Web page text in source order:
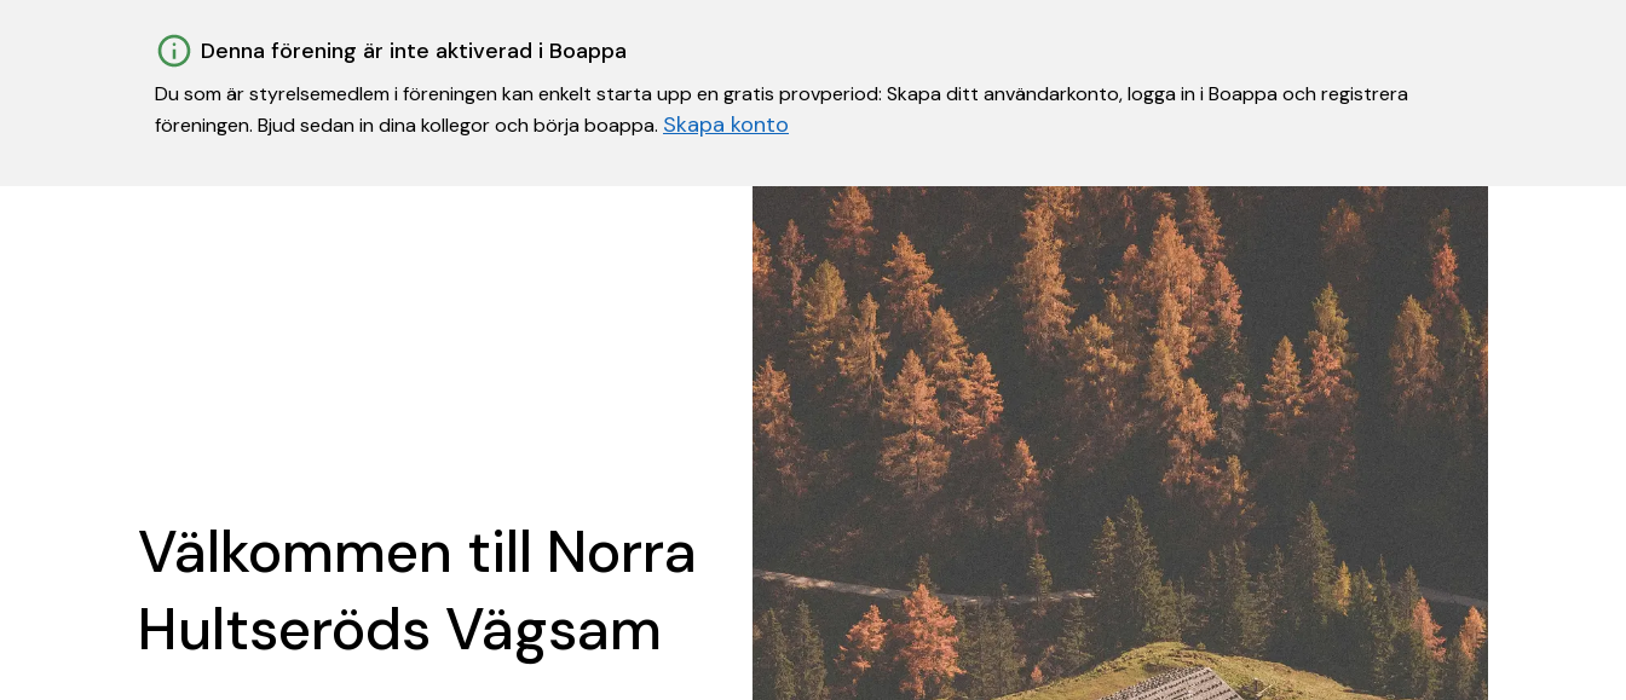
Denna förening är inte aktiverad i Boappa
Du som är styrelsemedlem i föreningen kan enkelt starta upp en gratis provperiod: Skapa ditt användarkonto, logga in i Boappa och registrera
föreningen. Bjud sedan in dina kollegor och börja boappa. Skapa konto
Välkommen till Norra
Hultseröds Vägsam